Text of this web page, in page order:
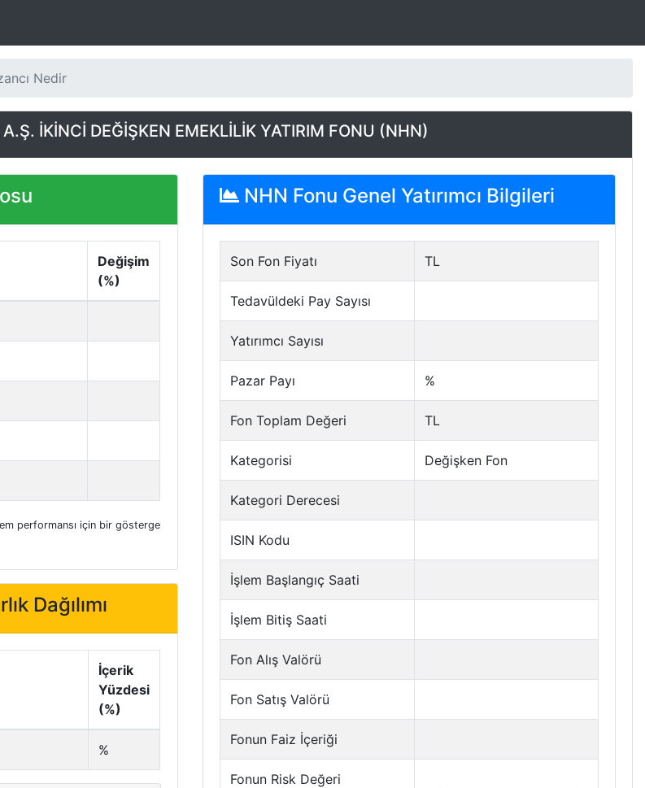
Nedir
İKİNCİ DEĞİŞKEN EMEKLİLİK YATIRIM FONU (NHN)
Değişim
(%)
performansı için bir gösterge
Dağılımı
İçerik
Yüzdesi
(%)
%
NHN Fonu Genel Yatırımcı Bilgileri
Son Fon Fiyatı TL
Tedavüldeki Pay Sayısı
Yatırımcı Sayısı
Pazar Payı %
Fon Toplam Değeri TL
Kategorisi Değişken Fon
Kategori Derecesi
ISIN Kodu
İşlem Başlangıç Saati
İşlem Bitiş Saati
Fon Alış Valörü
Fon Satış Valörü
Fonun Faiz İçeriği
Fonun Risk Değeri